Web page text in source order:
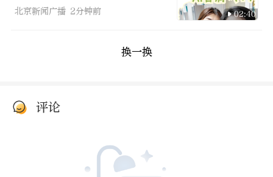
北京新闻广播 2分钟前 02:40
换一换
评论